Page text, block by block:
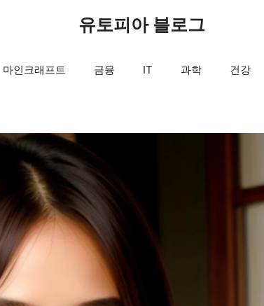
유토피아 블로그
마인크래프트 금융 IT 과학 건강